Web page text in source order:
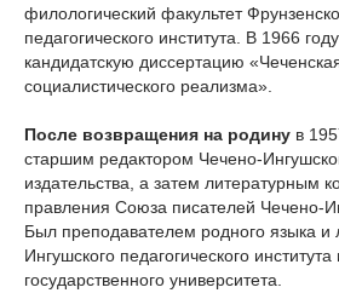
филологический факультет
педагогического института. В 1966
кандидатскую диссертацию
социалистического реализма».
После возвращения на родину в
старшим редактором Чечено-
издательства, а затем литературным
правления Союза писателей Чечено-
Был преподавателем родного языка и
Ингушского педагогического
государственного университета.